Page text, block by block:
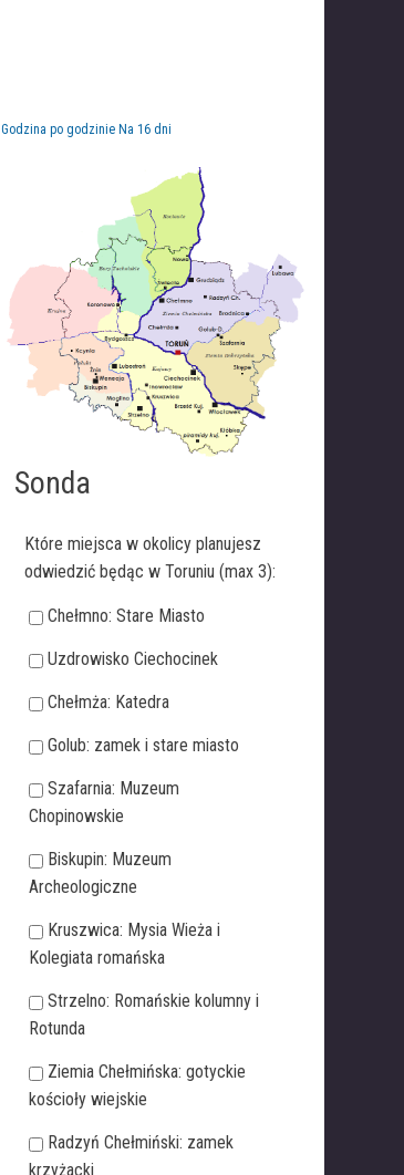
Godzina po godzinie Na 16 dni
Sonda
Które miejsca w okolicy planujesz
odwiedzić będąc w Toruniu (max 3):
Chełmno: Stare Miasto
Uzdrowisko Ciechocinek
Chełmża: Katedra
Golub: zamek i stare miasto
Szafarnia: Muzeum
Chopinowskie
Biskupin: Muzeum
Archeologiczne
Kruszwica: Mysia Wieża i
Kolegiata romańska
Strzelno: Romańskie kolumny i
Rotunda
Ziemia Chełmińska: gotyckie
kościoły wiejskie
Radzyń Chełmiński: zamek
krzyżacki